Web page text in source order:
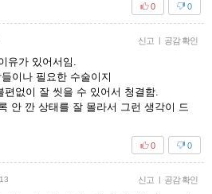
0
0
신고 | 공감 확인
유가 있어서임.
이나 필요한 수술이지
편없이 잘 씻을 수 있어서 청결함.
안 깐 상태를 잘 몰라서 그런 생각이 드
0
0
신고 | 공감 확인